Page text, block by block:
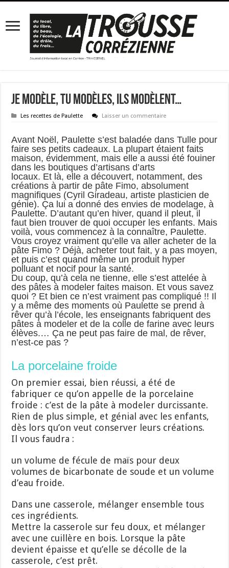
Je modèle, tu modèles, ils modèlent…
Les recettes de Paulette Laisser un commentaire
Avant Noël, Paulette s’est baladée dans Tulle pour
faire ses petits cadeaux. La plupart étaient faits
maison, évidemment, mais elle a aussi été fouiner
dans les boutiques d’artisans d’arts
locaux. Et là, elle a découvert, notamment, des
créations à partir de pâte Fimo, absolument
magnifiques (Cyril Giradeau, artiste plasticien de
génie). Ça lui a donné des envies de modelage, à
Paulette. D’autant qu’en hiver, quand il pleut, il
faut bien trouver de quoi occuper les enfants. Mais
voilà, vous commencez à la connaître, Paulette.
Vous croyez vraiment qu’elle va aller acheter de la
pâte Fimo ? Déjà, acheter tout fait, y a pas moyen,
et puis c’est quand même un produit hyper
polluant et nocif pour la santé.
Du coup, qu’à cela ne tienne, elle s’est attelée à
des pâtes à modeler faites maison. Et vous savez
quoi ? Et bien ce n’est vraiment pas compliqué !! Il
y a même des moments où Paulette se prend à
rêver qu’à l’école, les enseignants fabriquent des
pâtes à modeler et de la colle de farine avec leurs
élèves.… Ça ne peut pas faire de mal, de rêver,
n’est-ce pas ?
La porcelaine froide
On premier essai, bien réussi, a été de
fabriquer ce qu’on appelle de la porcelaine
froide : c’est de la pâte à modeler durcissante.
Rien de plus simple, et génial avec les enfants,
dès lors qu’on veut conserver leurs créations.
Il vous faudra :
un volume de fécule de maïs pour deux
volumes de bicarbonate de soude et un volume
d’eau froide.
Dans une casserole, mélanger ensemble tous
ces ingrédients.
Mettre la casserole sur feu doux, et mélanger
avec une cuillère en bois. Lorsque la pâte
devient épaisse et qu’elle se décolle de la
casserole, c’est prêt.